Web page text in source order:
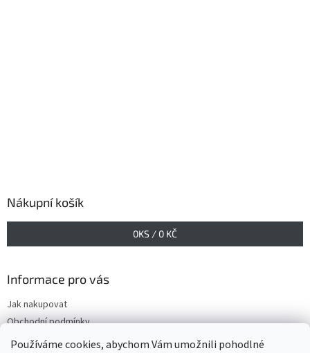
Používáme cookies, abychom Vám umožnili pohodlné
Nákupní košík
0KS / 0 KČ
Informace pro vás
Jak nakupovat
Obchodní podmínky
Podmínky ochrany osobních údajů